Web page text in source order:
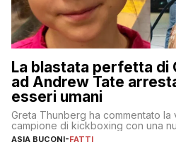
La blastata perfetta di
ad Andrew Tate
esseri umani
Greta Thunberg ha commentato la
campione di kickboxing con una
ASIA BUCONI-FATTI